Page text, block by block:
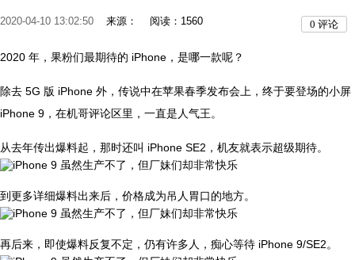
2020-04-10 13:02:50 来源： 阅读：1560 0 评论
2020 年，果粉们最期待的 iPhone，是哪一款呢？
除去 5G 版 iPhone 外，传说中在苹果春季发布会上，终于要登场的小屏
iPhone 9，在机哥评论区里，一直是人气王。
从去年传出爆料起，那时还叫 iPhone SE2，机友就表示超级期待。
到更多详细爆料出来后，价格成为吊人胃口的地方。
再后来，即使爆料反复不定，仍有许多人，痴心等待 iPhone 9/SE2。